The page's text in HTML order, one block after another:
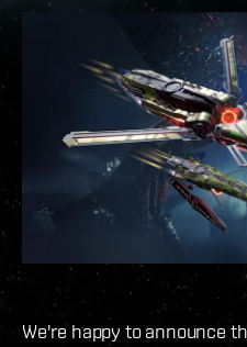
We're happy to announce